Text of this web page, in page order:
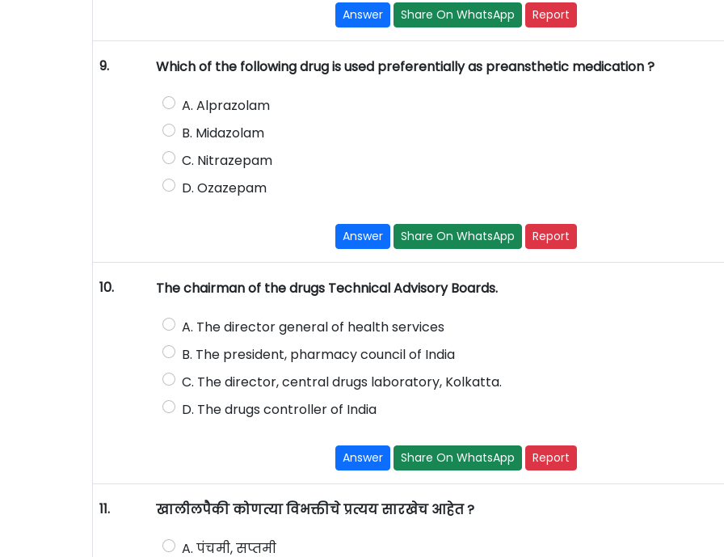
Answer Share On WhatsApp Report
9. Which of the following drug is used preferentially as preansthetic medication ?
A. Alprazolam
B. Midazolam
C. Nitrazepam
D. Ozazepam
Answer Share On WhatsApp Report
10. The chairman of the drugs Technical Advisory Boards.
A. The director general of health services
B. The president, pharmacy council of India
C. The director, central drugs laboratory, Kolkatta.
D. The drugs controller of India
Answer Share On WhatsApp Report
11. खालीलपैकी कोणत्या विभक्तीचे प्रत्यय सारखेच आहेत ?
A. पंचमी, सप्तमी